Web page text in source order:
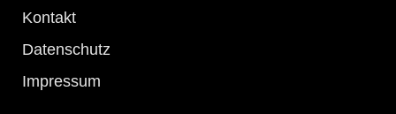
Kontakt
Datenschutz
Impressum